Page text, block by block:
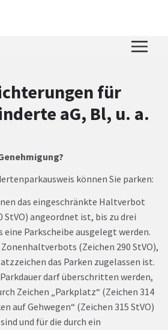
für
aG, Bl, u. a.
können Sie parken:
das eingeschränkte Haltverbot
StVO) angeordnet ist, bis zu drei
eine Parkscheibe ausgelegt werden.
(Zeichen 290 StVO),
das Parken zugelassen ist.
darf überschritten werden,
Zeichen „Parkplatz“ (Zeichen 314
auf Gehwegen“ (Zeichen 315 StVO)
und für die durch ein